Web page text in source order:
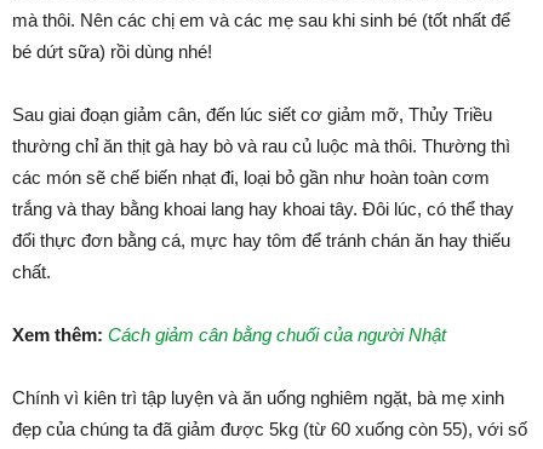
mà thôi. Nên các chị em và các mẹ sau khi sinh bé (tốt nhất để
bé dứt sữa) rồi dùng nhé!
Sau giai đoạn giảm cân, đến lúc siết cơ giảm mỡ, Thủy Triều
thường chỉ ăn thịt gà hay bò và rau củ luộc mà thôi. Thường thì
các món sẽ chế biến nhạt đi, loại bỏ gần như hoàn toàn cơm
trắng và thay bằng khoai lang hay khoai tây. Đôi lúc, có thể thay
đổi thực đơn bằng cá, mực hay tôm để tránh chán ăn hay thiếu
chất.
Xem thêm: Cách giảm cân bằng chuối của người Nhật
Chính vì kiên trì tập luyện và ăn uống nghiêm ngặt, bà mẹ xinh
đẹp của chúng ta đã giảm được 5kg (từ 60 xuống còn 55), với số